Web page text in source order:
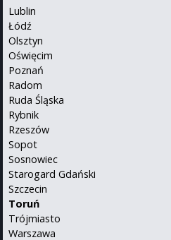
Lublin
Łódź
Olsztyn
Oświęcim
Poznań
Radom
Ruda Śląska
Rybnik
Rzeszów
Sopot
Sosnowiec
Starogard Gdański
Szczecin
Toruń
Trójmiasto
Warszawa